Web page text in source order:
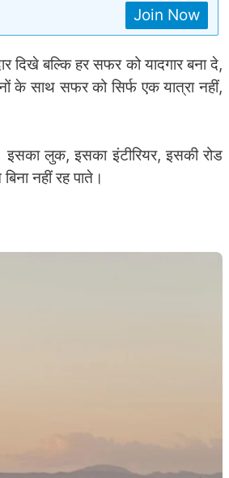
Join Now
दिखे बल्कि हर सफर को यादगार बना दे,
साथ सफर को सिर्फ एक यात्रा नहीं,
लुक, इसका इंटीरियर, इसकी रोड
नहीं रह पाते।